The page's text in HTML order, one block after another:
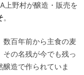
上野村が醸造・販売を
。
数百年前から主食の麦
の名残が今でも残っ
造で作られていま